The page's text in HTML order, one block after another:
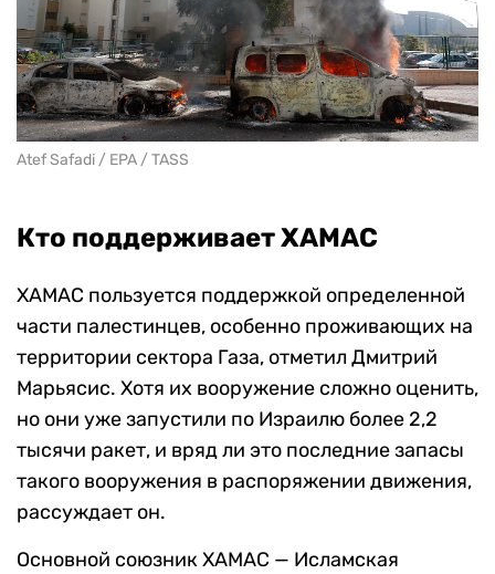
Atef Safadi / EPA / TASS
Кто поддерживает ХАМАС
ХАМАС пользуется поддержкой определенной
части палестинцев, особенно проживающих на
территории сектора Газа, отметил Дмитрий
Марьясис. Хотя их вооружение сложно оценить,
но они уже запустили по Израилю более 2,2
тысячи ракет, и вряд ли это последние запасы
такого вооружения в распоряжении движения,
рассуждает он.
Основной союзник ХАМАС — Исламская